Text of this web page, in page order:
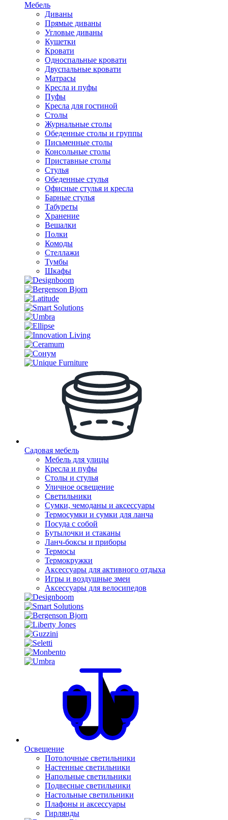
Мебель
Диваны
Прямые диваны
Угловые диваны
Кушетки
Кровати
Односпальные кровати
Двуспальные кровати
Матрасы
Кресла и пуфы
Пуфы
Кресла для гостиной
Столы
Журнальные столы
Обеденные столы и группы
Письменные столы
Консольные столы
Приставные столы
Стулья
Обеденные стулья
Офисные стулья и кресла
Барные стулья
Табуреты
Хранение
Вешалки
Полки
Комоды
Стеллажи
Тумбы
Шкафы
Садовая мебель
Мебель для улицы
Кресла и пуфы
Столы и стулья
Уличное освещение
Светильники
Сумки, чемоданы и аксессуары
Термосумки и сумки для ланча
Посуда с собой
Бутылочки и стаканы
Ланч-боксы и приборы
Термосы
Термокружки
Аксессуары для активного отдыха
Игры и воздушные змеи
Аксессуары для велосипедов
Освещение
Потолочные светильники
Настенные светильники
Напольные светильники
Подвесные светильники
Настольные светильники
Плафоны и аксессуары
Гирлянды